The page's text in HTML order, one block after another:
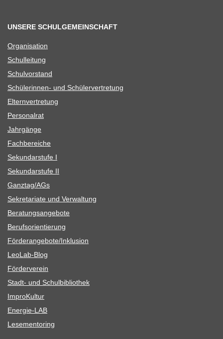
UNSERE SCHULGEMEINSCHAFT
Orga­ni­sa­tion
Schul­lei­tung
Schul­vor­stand
Schü­le­rin­nen- und Schülervertretung
Eltern­ver­tre­tung
Per­so­nal­rat
Jahr­gänge
Fach­be­rei­che
Sekun­dar­stufe I
Sekun­dar­stufe II
Ganztag/​​AGs
Sekre­ta­riate und Verwaltung
Bera­tungs­an­ge­bote
Berufs­ori­en­tie­rung
Förderangebote/​​Inklusion
Leo­Lab-Blog
För­der­ver­ein
Stadt- und Schulbibliothek
Impro­Kul­tur
Ener­­gie-LAB
Lese­men­to­ring